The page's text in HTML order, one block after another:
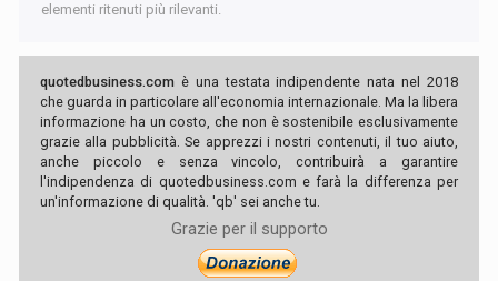
elementi ritenuti più rilevanti.
quotedbusiness.com è una testata indipendente nata nel 2018
che guarda in particolare all'economia internazionale. Ma la libera
informazione ha un costo, che non è sostenibile esclusivamente
grazie alla pubblicità. Se apprezzi i nostri contenuti, il tuo aiuto,
anche piccolo e senza vincolo, contribuirà a garantire
l'indipendenza di quotedbusiness.com e farà la differenza per
un'informazione di qualità. 'qb' sei anche tu.
Grazie per il supporto